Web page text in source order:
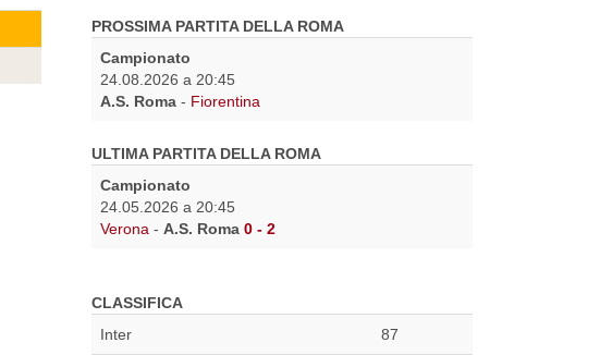
PROSSIMA PARTITA DELLA ROMA
Campionato
24.08.2026 a 20:45
A.S. Roma - Fiorentina
ULTIMA PARTITA DELLA ROMA
Campionato
24.05.2026 a 20:45
Verona - A.S. Roma 0 - 2
CLASSIFICA
Inter
87